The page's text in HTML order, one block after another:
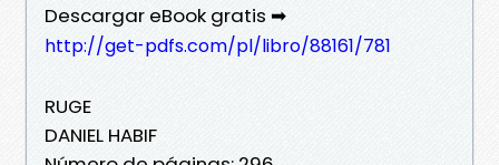
Descargar eBook gratis ➡
http://get-pdfs.com/pl/libro/88161/781
RUGE
DANIEL HABIF